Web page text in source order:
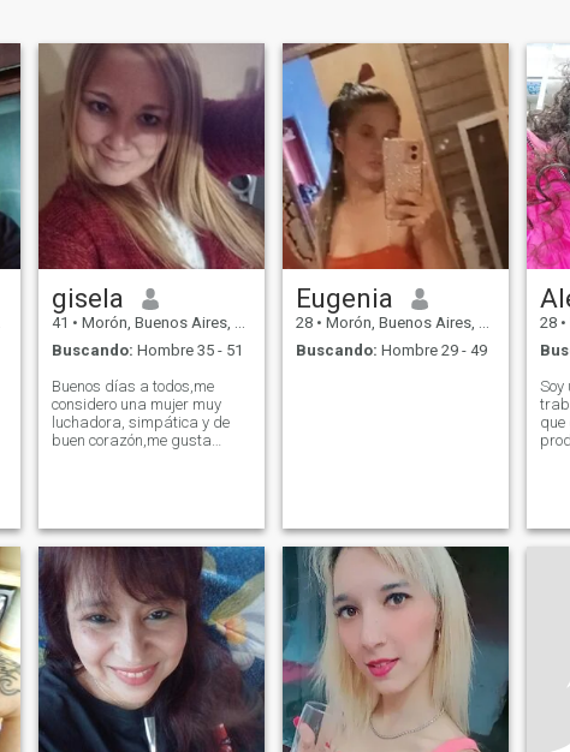
gisela
41 • Morón, Buenos Aires, Argentina
Buscando: Hombre 35 - 51
Buenos días a todos,me
considero una mujer muy
luchadora, simpática y de
buen corazón,me gusta
Eugenia
28 • Morón, Buenos Aires, Argentina
Buscando: Hombre 29 - 49
28 •
Soy
que